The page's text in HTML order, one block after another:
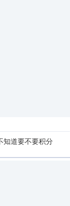
知道要不要积分